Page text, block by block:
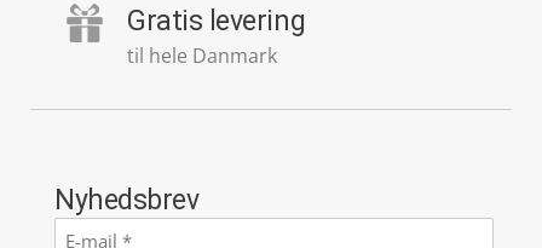
Gratis levering
til hele Danmark
Nyhedsbrev
E-